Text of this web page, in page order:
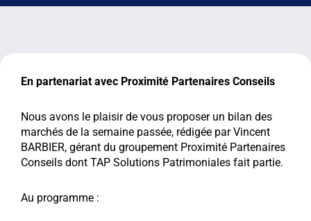
En partenariat avec Proximité Partenaires Conseils
Nous avons le plaisir de vous proposer un bilan des
marchés de la semaine passée, rédigée par Vincent
BARBIER, gérant du groupement Proximité Partenaires
Conseils dont TAP Solutions Patrimoniales fait partie.
Au programme :